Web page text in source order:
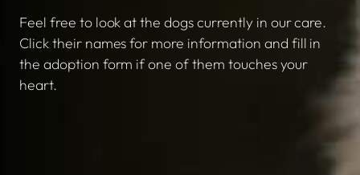
Feel free to look at the dogs currently in our care.
Click their names for more information and fill in
the adoption form if one of them touches your
heart.